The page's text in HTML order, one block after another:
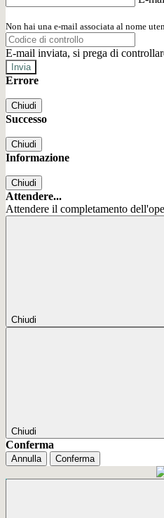
Non hai una e-mail associata al nome
E-mail inviata, si prega di
Errore
Chiudi
Successo
Chiudi
Informazione
Chiudi
Attendere...
Attendere il completamento
Chiudi
Chiudi
Conferma
Annulla Conferma